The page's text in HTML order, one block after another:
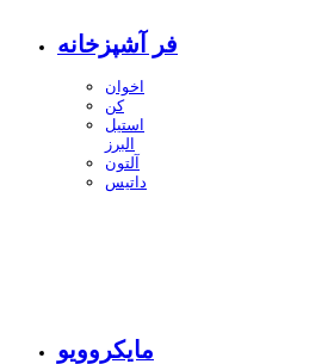
فر آشپزخانه
اخوان
کن
استیل
البرز
آلتون
داتیس
مایکروویو